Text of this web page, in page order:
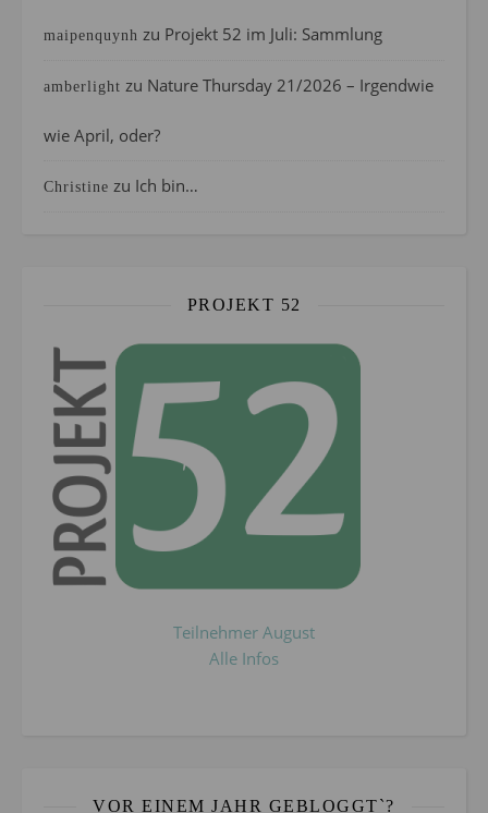
maipenquynh zu Projekt 52 im Juli: Sammlung
amberlight zu Nature Thursday 21/2026 – Irgendwie
wie April, oder?
Christine zu Ich bin…
PROJEKT 52
Teilnehmer August
Alle Infos
VOR EINEM JAHR GEBLOGGT`?